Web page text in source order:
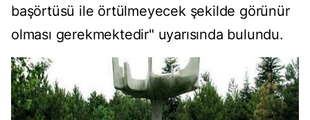
başörtüsü ile örtülmeyecek şekilde görünür
olması gerekmektedir" uyarısında bulundu.